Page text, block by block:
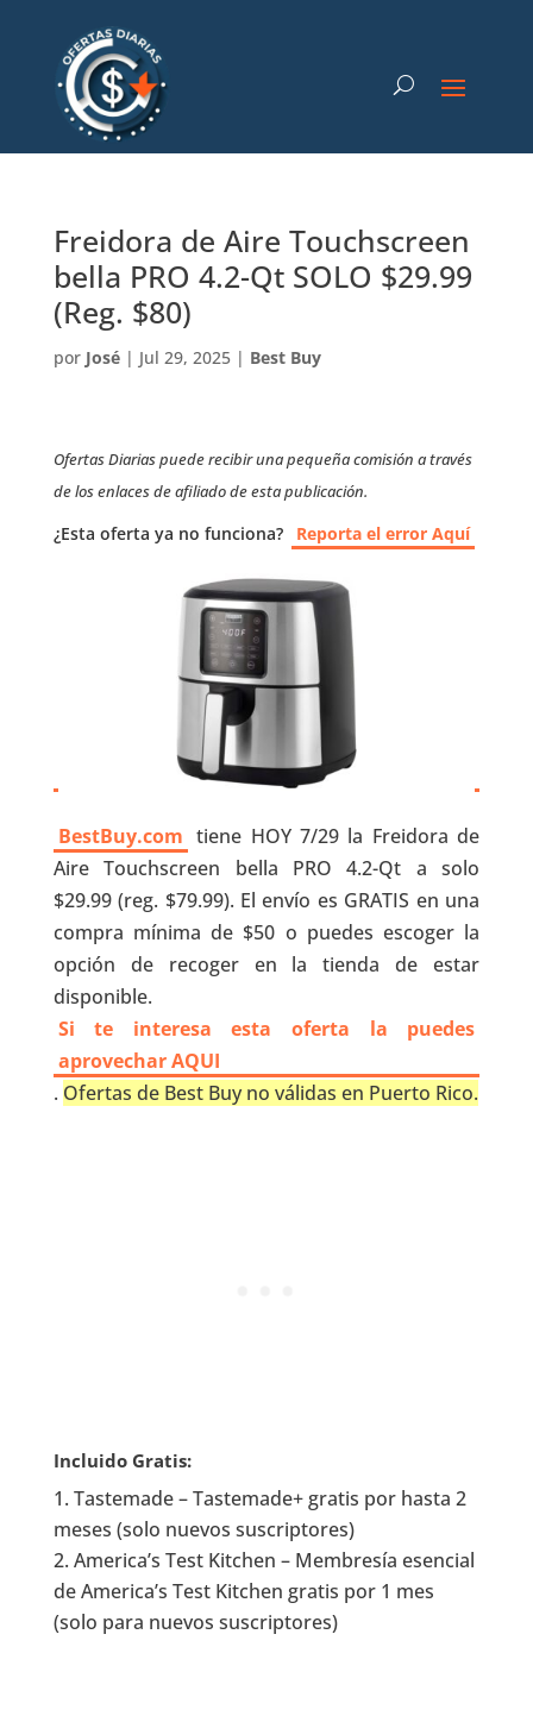
Freidora de Aire Touchscreen
bella PRO 4.2-Qt SOLO $29.99
(Reg. $80)
por José| Jul 29, 2025| Best Buy
Ofertas Diarias puede recibir una pequeña comisión a través
de los enlaces de afiliado de esta publicación.
¿Esta oferta ya no funciona? Reporta el error Aquí
BestBuy.com tiene HOY 7/29 la Freidora de
Aire Touchscreen bella PRO 4.2-Qt a solo
$29.99 (reg. $79.99). El envío es GRATIS en una
compra mínima de $50 o puedes escoger la
opción de recoger en la tienda de estar
disponible.
Si te interesa esta oferta la puedes
aprovechar AQUI
. Ofertas de Best Buy no válidas en Puerto Rico.
Incluido Gratis:
Tastemade – Tastemade+ gratis por hasta 2
meses (solo nuevos suscriptores)
America’s Test Kitchen – Membresía esencial
de America’s Test Kitchen gratis por 1 mes
(solo para nuevos suscriptores)